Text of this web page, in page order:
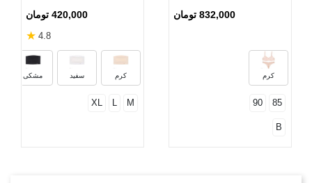
832,000 تومان
کرم
85
90
B
420,000 تومان
4.8
★
کرم سفید مشکی
M
L
XL